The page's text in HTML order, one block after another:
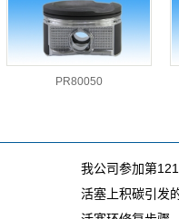
PR80050
我公司参加第
活塞上积碳引发